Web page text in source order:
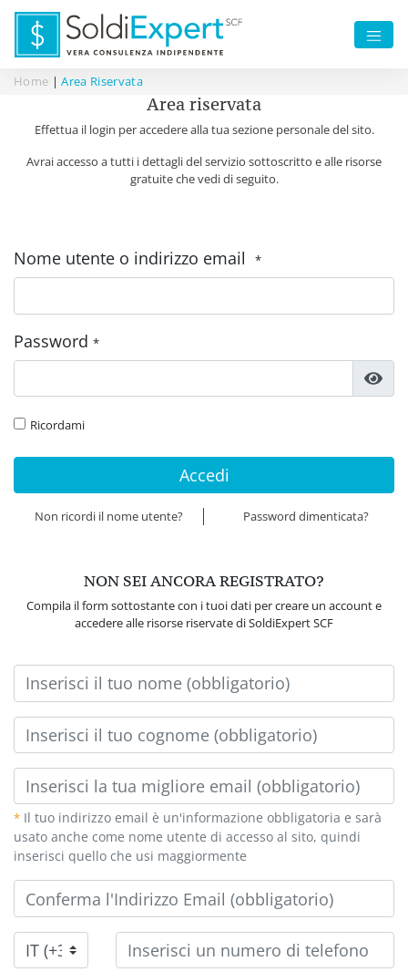
Home |Area Riservata
Area riservata
Effettua il login per accedere alla tua sezione personale del sito.
Avrai accesso a tutti i dettagli del servizio sottoscritto e alle risorse
gratuite che vedi di seguito.
Nome utente o indirizzo email *
Password *
Ricordami
Accedi
Non ricordi il nome utente? Password dimenticata?
NON SEI ANCORA REGISTRATO?
Compila il form sottostante con i tuoi dati per creare un account e
accedere alle risorse riservate di SoldiExpert SCF
* Il tuo indirizzo email è un'informazione obbligatoria e sarà
usato anche come nome utente di accesso al sito, quindi
inserisci quello che usi maggiormente